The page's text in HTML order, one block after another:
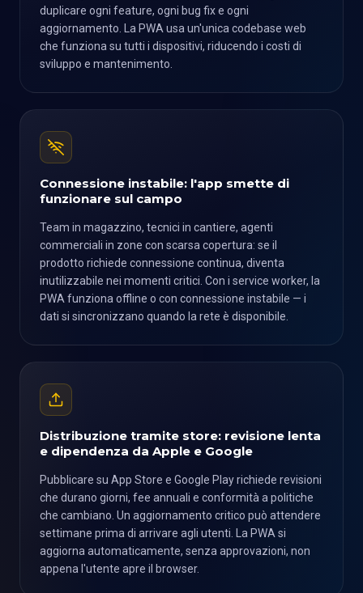
duplicare ogni feature, ogni bug fix e ogni
aggiornamento. La PWA usa un'unica codebase web
che funziona su tutti i dispositivi, riducendo i costi di
sviluppo e mantenimento.
Connessione instabile: l'app smette di
funzionare sul campo
Team in magazzino, tecnici in cantiere, agenti
commerciali in zone con scarsa copertura: se il
prodotto richiede connessione continua, diventa
inutilizzabile nei momenti critici. Con i service worker, la
PWA funziona offline o con connessione instabile — i
dati si sincronizzano quando la rete è disponibile.
Distribuzione tramite store: revisione lenta
e dipendenza da Apple e Google
Pubblicare su App Store e Google Play richiede revisioni
che durano giorni, fee annuali e conformità a politiche
che cambiano. Un aggiornamento critico può attendere
settimane prima di arrivare agli utenti. La PWA si
aggiorna automaticamente, senza approvazioni, non
appena l'utente apre il browser.